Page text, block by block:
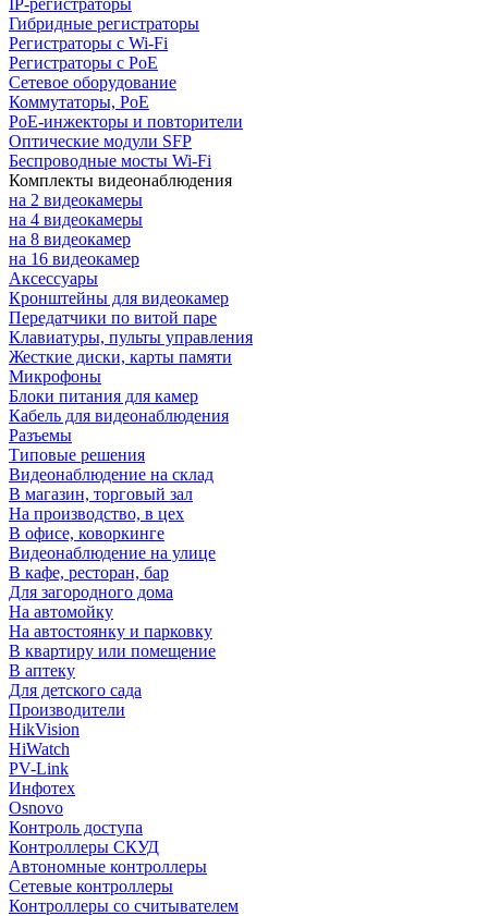
IP-регистраторы
Гибридные регистраторы
Регистраторы с Wi-Fi
Регистраторы с PoE
Сетевое оборудование
Коммутаторы, PoE
PoE-инжекторы и повторители
Оптические модули SFP
Беспроводные мосты Wi-Fi
Комплекты видеонаблюдения
на 2 видеокамеры
на 4 видеокамеры
на 8 видеокамер
на 16 видеокамер
Аксессуары
Кронштейны для видеокамер
Передатчики по витой паре
Клавиатуры, пульты управления
Жесткие диски, карты памяти
Микрофоны
Блоки питания для камер
Кабель для видеонаблюдения
Разъемы
Типовые решения
Видеонаблюдение на склад
В магазин, торговый зал
На производство, в цех
В офисе, коворкинге
Видеонаблюдение на улице
В кафе, ресторан, бар
Для загородного дома
На автомойку
На автостоянку и парковку
В квартиру или помещение
В аптеку
Для детского сада
Производители
HikVision
HiWatch
PV-Link
Инфотех
Osnovo
Контроль доступа
Контроллеры СКУД
Автономные контроллеры
Сетевые контроллеры
Контроллеры со считывателем